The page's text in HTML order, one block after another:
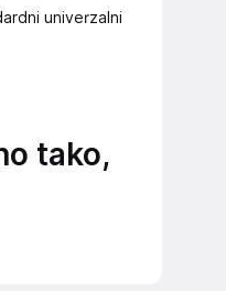
univerzalni
tako,